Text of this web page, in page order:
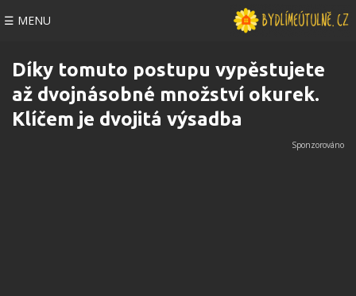
☰ MENU
Díky tomuto postupu vypěstujete
až dvojnásobné množství okurek.
Klíčem je dvojitá výsadba